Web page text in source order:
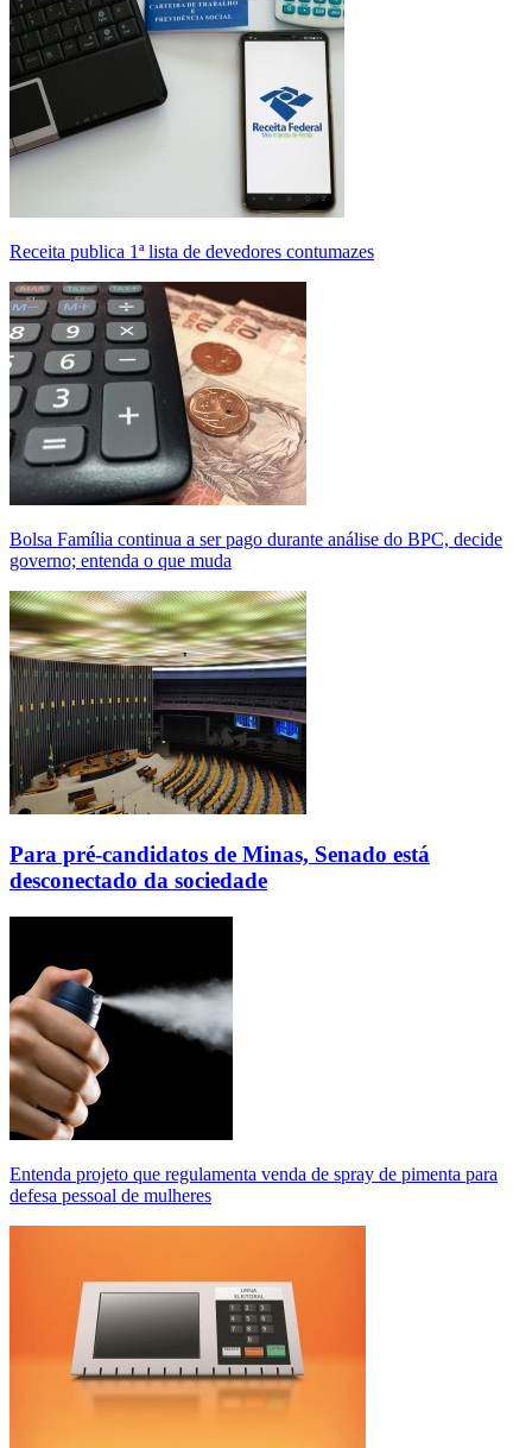
Receita publica 1ª lista de devedores contumazes
Bolsa Família continua a ser pago durante análise do BPC, decide
governo; entenda o que muda
Para pré-candidatos de Minas, Senado está
desconectado da sociedade
Entenda projeto que regulamenta venda de spray de pimenta para
defesa pessoal de mulheres